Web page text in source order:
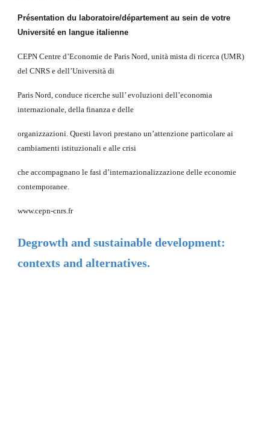
Présentation du laboratoire/département au sein de votre
Université en langue italienne
CEPN Centre d’Economie de Paris Nord, unità mista di ricerca (UMR)
del CNRS e dell’Università di
Paris Nord, conduce ricerche sull’ evoluzioni dell’economia
internazionale, della finanza e delle
organizzazioni. Questi lavori prestano un’attenzione particolare ai
cambiamenti istituzionali e alle crisi
che accompagnano le fasi d’internazionalizzazione delle economie
contemporanee.
www.cepn-cnrs.fr
Degrowth and sustainable development:
contexts and alternatives.